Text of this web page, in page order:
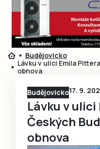
Přihlásit
Budějovicko
Lávku v ulici Emila
obnova
Budějovicko17. 9.
Lávku v
Českých
obnova